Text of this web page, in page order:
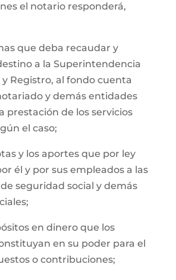
el notario responderá,
que deba recaudar y
a la Superintendencia
Registro, al fondo cuenta
y demás entidades
prestación de los servicios
el caso;
y los aportes que por ley
él y por sus empleados a las
seguridad social y demás
en dinero que los
en su poder para el
o contribuciones;